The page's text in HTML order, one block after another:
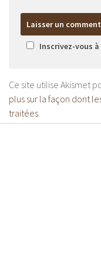
Inscrivez-vous
Ce site utilise Akismet
plus sur la façon dont
traitées